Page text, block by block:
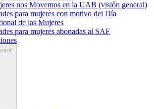
nos Movemos en la UAB (visión general)
para mujeres con motivo del Día
de las Mujeres
para mujeres abonadas al SAF